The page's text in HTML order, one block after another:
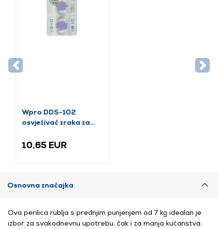
Wpro DDS-102
osvježivač zraka za
10,65 EUR
Osnovna značajka
Ova perilica rublja s prednjim punjenjem od 7 kg idealan je
izbor za svakodnevnu upotrebu, čak i za manja kućanstva.